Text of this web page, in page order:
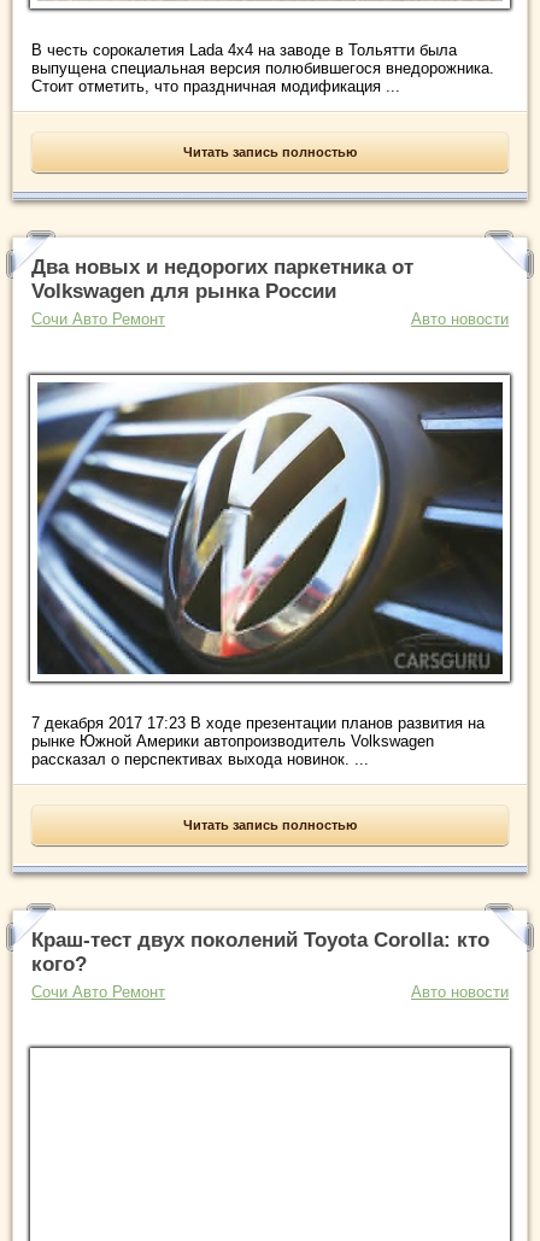
В честь сорокалетия Lada 4x4 на заводе в Тольятти была
выпущена специальная версия полюбившегося внедорожника.
Стоит отметить, что праздничная модификация ...
Читать запись полностью
Два новых и недорогих паркетника от
Volkswagen для рынка России
Сочи Авто Ремонт Авто новости
7 декабря 2017 17:23 В ходе презентации планов развития на
рынке Южной Америки автопроизводитель Volkswagen
рассказал о перспективах выхода новинок. ...
Читать запись полностью
Краш-тест двух поколений Toyota Corolla: кто
кого?
Сочи Авто Ремонт Авто новости